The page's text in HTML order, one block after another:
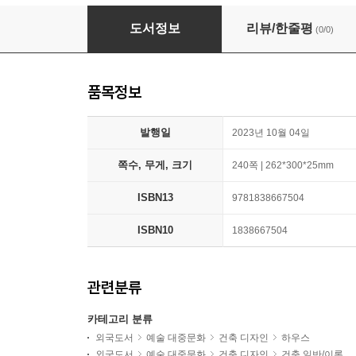
Glass Houses
도서정보 리뷰/한줄평 (0/0)
품목정보
발행일 2023년 10월 04일
쪽수, 무게, 크기 240쪽 | 262*300*25mm
ISBN13 9781838667504
ISBN10 1838667504
관련분류
카테고리 분류
외국도서 예술 대중문화 건축 디자인
하우스